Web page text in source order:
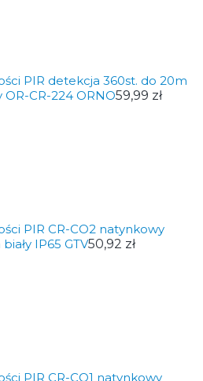
PIR detekcja 360st. do 20m
CR-224 ORNO59,99 zł
PIR CR-CO2 natynkowy
IP65 GTV50,92 zł
PIR CR-CO1 natynkowy